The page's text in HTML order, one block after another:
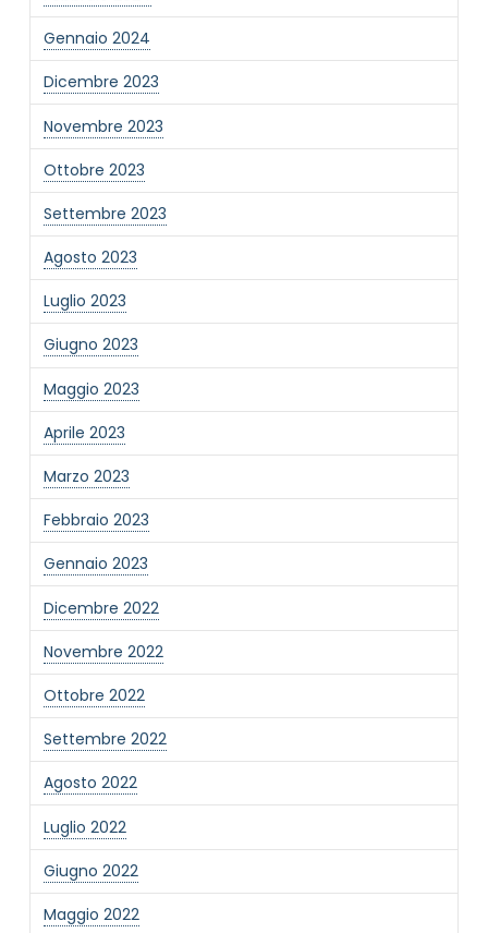
Gennaio 2024
Dicembre 2023
Novembre 2023
Ottobre 2023
Settembre 2023
Agosto 2023
Luglio 2023
Giugno 2023
Maggio 2023
Aprile 2023
Marzo 2023
Febbraio 2023
Gennaio 2023
Dicembre 2022
Novembre 2022
Ottobre 2022
Settembre 2022
Agosto 2022
Luglio 2022
Giugno 2022
Maggio 2022
newsletter
Invia